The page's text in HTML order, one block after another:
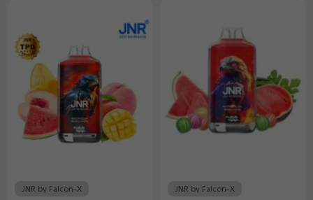
JNR by Falcon-X JNR by Falcon-X